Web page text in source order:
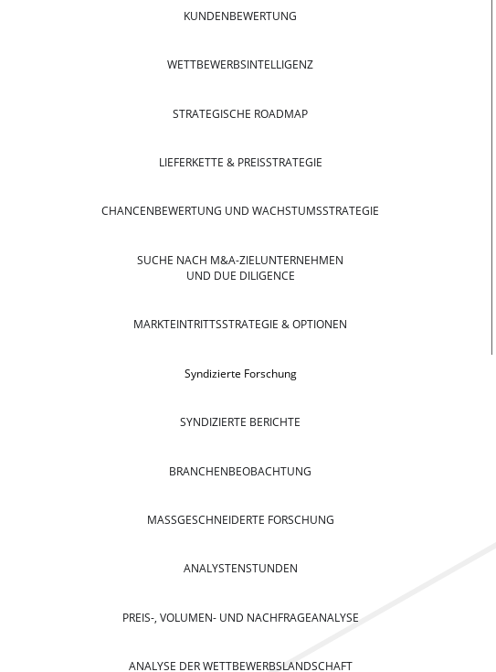
KUNDENBEWERTUNG
WETTBEWERBSINTELLIGENZ
STRATEGISCHE ROADMAP
LIEFERKETTE & PREISSTRATEGIE
CHANCENBEWERTUNG UND WACHSTUMSSTRATEGIE
SUCHE NACH M&A-ZIELUNTERNEHMEN
UND DUE DILIGENCE
MARKTEINTRITTSSTRATEGIE & OPTIONEN
Syndizierte Forschung
SYNDIZIERTE BERICHTE
BRANCHENBEOBACHTUNG
MASSGESCHNEIDERTE FORSCHUNG
ANALYSTENSTUNDEN
PREIS-, VOLUMEN- UND NACHFRAGEANALYSE
ANALYSE DER WETTBEWERBSLANDSCHAFT